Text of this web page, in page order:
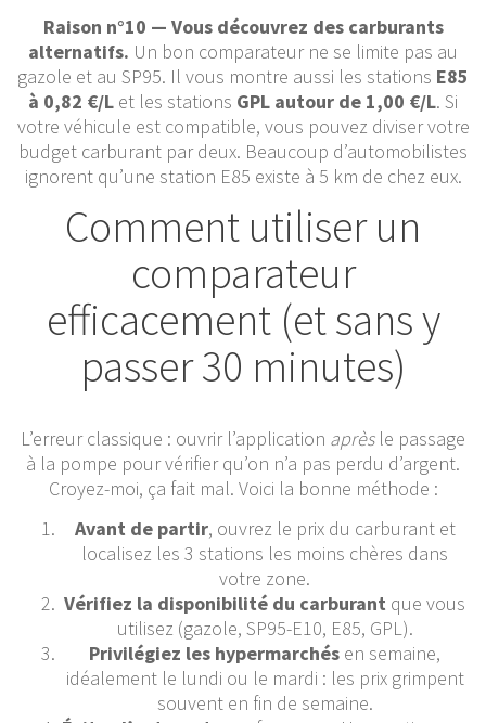
Raison n°10 — Vous découvrez des carburants
alternatifs. Un bon comparateur ne se limite pas au
gazole et au SP95. Il vous montre aussi les stations E85
à 0,82 €/L et les stations GPL autour de 1,00 €/L. Si
votre véhicule est compatible, vous pouvez diviser votre
budget carburant par deux. Beaucoup d’automobilistes
ignorent qu’une station E85 existe à 5 km de chez eux.
Comment utiliser un
comparateur
efficacement (et sans y
passer 30 minutes)
L’erreur classique : ouvrir l’application aprèsle passage
à la pompe pour vérifier qu’on n’a pas perdu d’argent.
Croyez-moi, ça fait mal. Voici la bonne méthode :
Avant de partir, ouvrez le prix du carburant et
localisez les 3 stations les moins chères dans
votre zone.
Vérifiez la disponibilité du carburant que vous
utilisez (gazole, SP95-E10, E85, GPL).
Privilégiez les hypermarchés en semaine,
idéalement le lundi ou le mardi : les prix grimpent
souvent en fin de semaine.